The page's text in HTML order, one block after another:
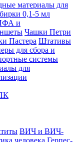
материалы для
0,1-5 мл
и
Чашки Петри
Пастера Штативы
для сбора и
системы
для
ВИЧ и ВИЧ-
человека Герпес-